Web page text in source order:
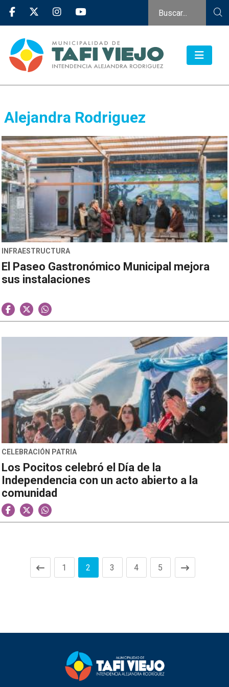
Alejandra Rodriguez
INFRAESTRUCTURA
El Paseo Gastronómico Municipal mejora
sus instalaciones
CELEBRACIÓN PATRIA
Los Pocitos celebró el Día de la
Independencia con un acto abierto a la
comunidad
1 2 3 4 5